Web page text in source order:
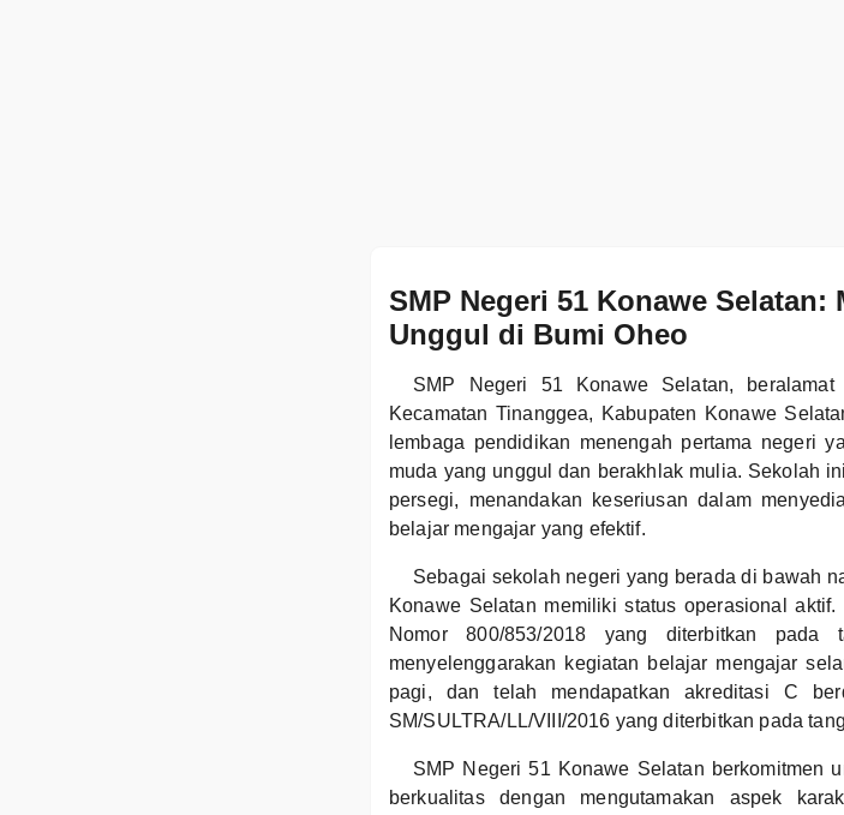
SMP Negeri 51 Konawe Selatan:
Unggul di Bumi Oheo
SMP Negeri 51 Konawe Selatan,
Kecamatan Tinanggea, Kabupaten Konawe
lembaga pendidikan menengah pertama negeri
muda yang unggul dan berakhlak mulia. Sekolah
persegi, menandakan keseriusan dalam
belajar mengajar yang efektif.
Sebagai sekolah negeri yang berada di bawah
Konawe Selatan memiliki status operasional
Nomor 800/853/2018 yang diterbitkan
menyelenggarakan kegiatan belajar mengajar
pagi, dan telah mendapatkan akreditasi C
SM/SULTRA/LL/VIII/2016 yang diterbitkan pada
SMP Negeri 51 Konawe Selatan berkomitmen
berkualitas dengan mengutamakan aspek